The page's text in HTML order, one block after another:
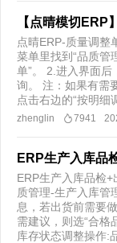
【点晴模切ERP
点晴ERP-质量调整
菜单里找到“品质管
单”。 2.进入界面
询。 注：如果有需
点击右边的“按明细
zhenglin 7941
ERP生产入库品
ERP生产入库品检
质管理-生产入库管
息，若出货前需要
需建议，则选“合格
库存状态调整操作: